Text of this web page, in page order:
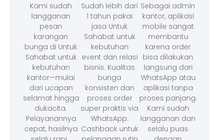
Kami sudah
langganan
pesan
karangan
bunga di Untuk
Sahabat untuk
kebutuhan
kantor—mulai
dari ucapan
selamat hingga
dukacita.
Pelayanannya
cepat, hasilnya
Sudah lebih dari
1 tahun pakai
jasa Untuk
Sahabat untuk
kebutuhan
event dan relasi
bisnis. Kualitas
bunga
konsisten dan
proses order
super praktis via
WhatsApp.
Cashback untuk
Sebagai admin
kantor, aplikasi
mobile sangat
membantu
karena order
bisa dilakukan
langsung dari
WhatsApp atau
aplikasi tanpa
proses panjang.
Kami sudah
langganan dan
selalu puas